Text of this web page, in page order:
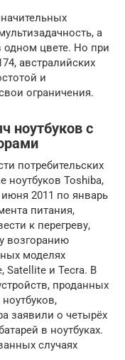
а
одном цвете. Но при
австралийских
и
ограничения.
ноутбуков с
потребительских
Toshiba,
2011 по январь
питания,
к перегреву,
возгоранию
моделях
Satellite и Tecra. В
проданных
заявили о четырёх
в ноутбуках.
случаях